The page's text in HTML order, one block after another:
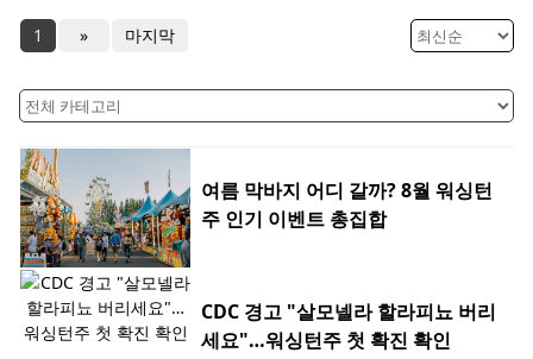
1 » 마지막
여름 막바지 어디 갈까? 8월 워싱턴
주 인기 이벤트 총집합
CDC 경고 "살모넬라 할라피뇨 버리
세요"…워싱턴주 첫 확진 확인